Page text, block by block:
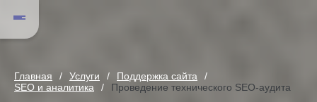
Главная Услуги
Поддержка сайта
SEO и аналитика
Проведение технического SEO-аудита